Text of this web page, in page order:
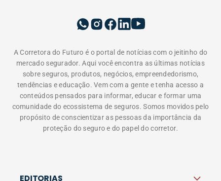
A Corretora do Futuro é o portal de notícias com o jeitinho do
mercado segurador. Aqui você encontra as últimas notícias
sobre seguros, produtos, negócios, empreendedorismo,
tendências e educação. Vem com a gente e tenha acesso a
conteúdos pensados para informar, educar e formar uma
comunidade do ecossistema de seguros. Somos movidos pelo
propósito de conscientizar as pessoas da importância da
proteção do seguro e do papel do corretor.
EDITORIAS